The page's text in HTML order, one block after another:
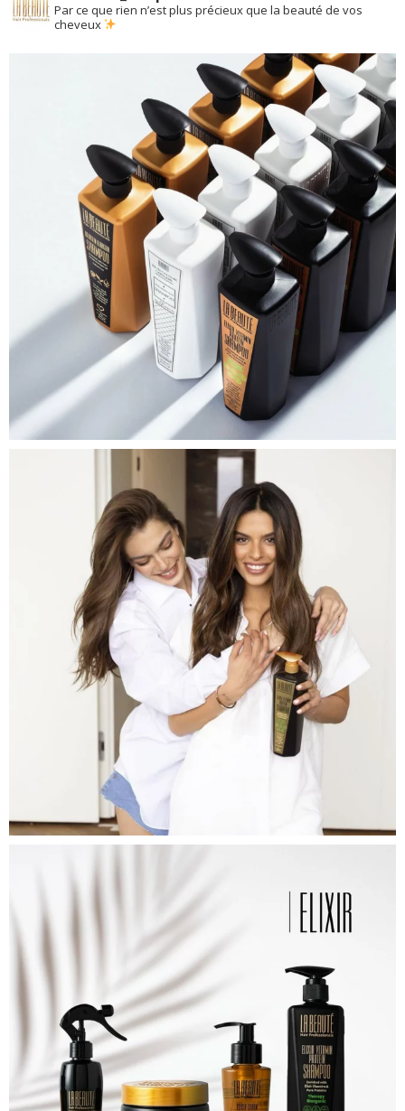
Par ce que rien n’est plus précieux que la beauté de vos
cheveux